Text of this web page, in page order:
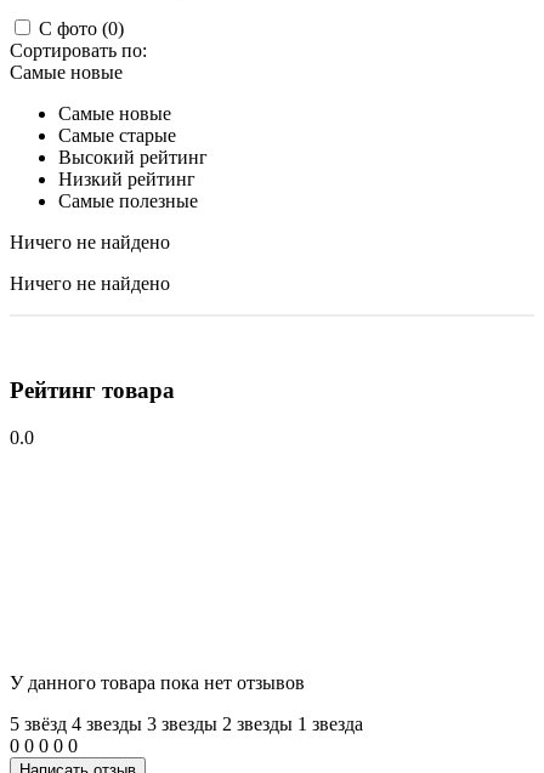
С фото (0)
Сортировать по:
Самые новые
Самые новые
Самые старые
Высокий рейтинг
Низкий рейтинг
Самые полезные
Ничего не найдено
Ничего не найдено
Рейтинг товара
0.0
У данного товара пока нет отзывов
5 звёзд 4 звeзды 3 звeзды 2 звeзды 1 звeзда
0 0 0 0 0